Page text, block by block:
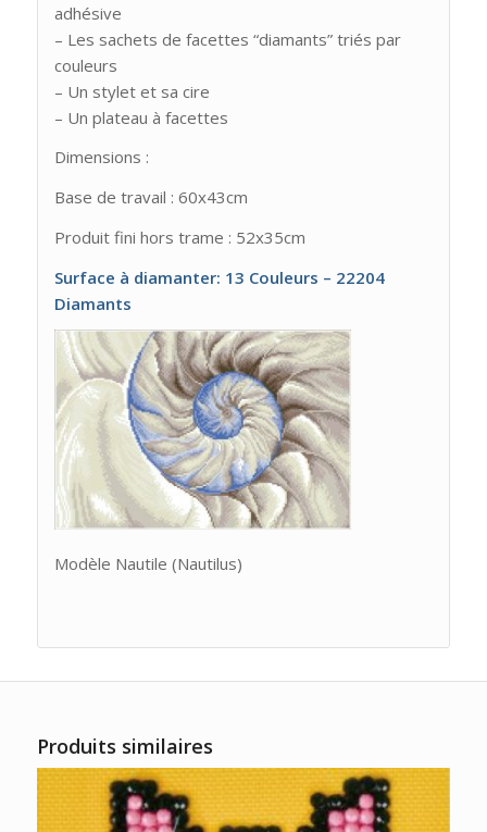
adhésive
– Les sachets de facettes “diamants” triés par
couleurs
– Un stylet et sa cire
– Un plateau à facettes
Dimensions :
Base de travail : 60x43cm
Produit fini hors trame : 52x35cm
Surface à diamanter: 13 Couleurs – 22204
Diamants
Modèle Nautile (Nautilus)
Produits similaires